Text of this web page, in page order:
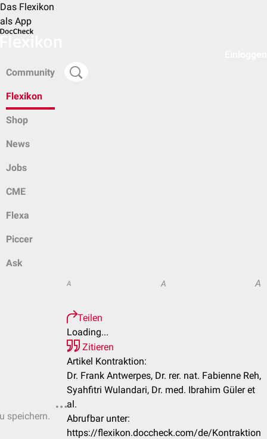
Das Flexikon
als App
Community
Flexikon
Shop
News
Jobs
CME
Flexa
Piccer
Ask
speichern.
A A A
Teilen
Loading...
Zitieren
Artikel Kontraktion:
Dr. Frank Antwerpes, Dr. rer. nat. Fabienne Reh,
Syahfitri Wulandari, Dr. med. Ibrahim Güler et
al.
Abrufbar unter:
https://flexikon.doccheck.com/de/Kontraktion